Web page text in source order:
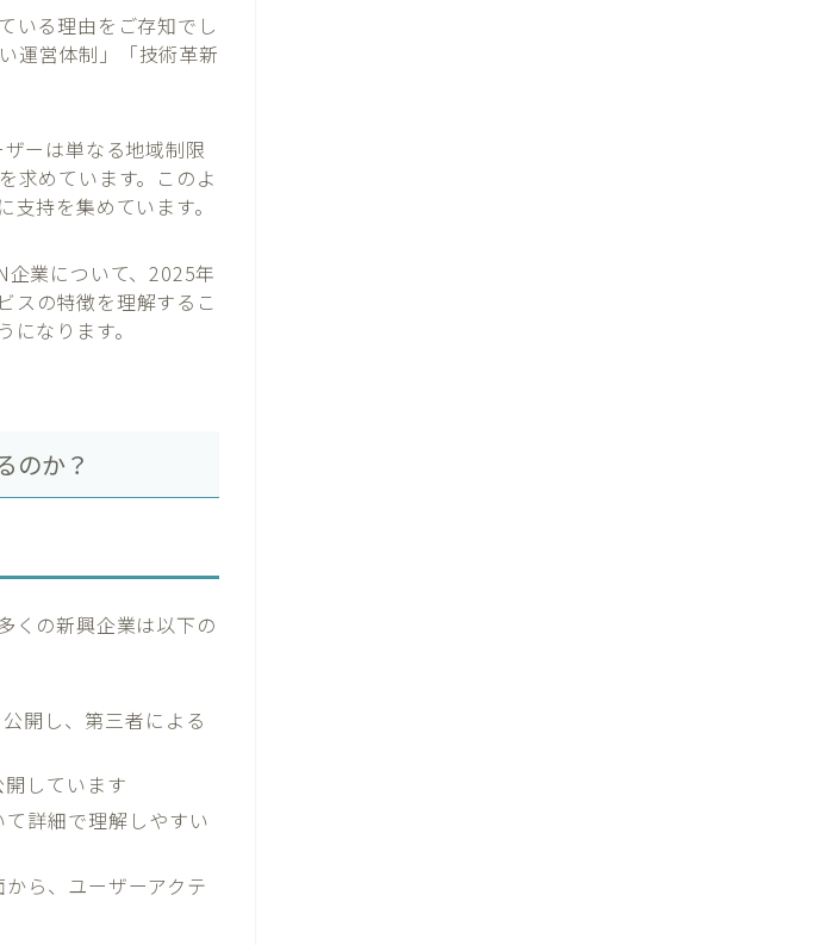
いる理由をご存知でし
運営体制」「技術革新
ーは単なる地域制限
求めています。このよ
持を集めています。
業について、2025年
スの特徴を理解するこ
なります。
のか？
くの新興企業は以下の
開し、第三者による
しています
詳細で理解しやすい
ら、ユーザーアクテ